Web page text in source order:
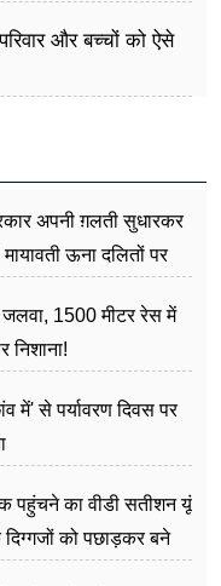
और बच्चों को ऐसे
अपनी ग़लती सुधारकर
ऊना दलितों पर
1500 मीटर रेस में
निशाना!
में' से पर्यावरण दिवस पर
पहुंचने का वीडी सतीशन यूं
को पछाड़कर बने